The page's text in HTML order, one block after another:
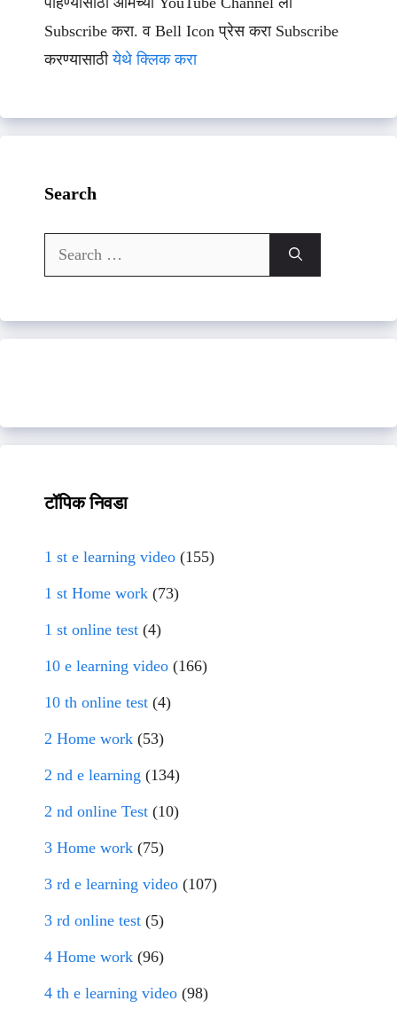
Subscribe करा. व Bell Icon प्रेस करा Subscribe
करण्यासाठीयेथे क्लिक करा
Search
Search
for:
टॉपिक निवडा
1 st e learning video (155)
1 st Home work (73)
1 st online test (4)
10 e learning video (166)
10 th online test (4)
2 Home work (53)
2 nd e learning (134)
2 nd online Test (10)
3 Home work (75)
3 rd e learning video (107)
3 rd online test (5)
4 Home work (96)
4 th e learning video (98)